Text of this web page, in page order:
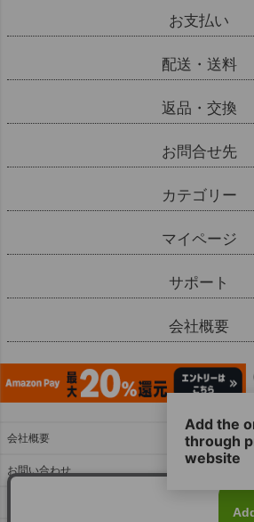
お支払い
配送・送料
返品・交換
お問合せ先
カテゴリー
マイページ
サポート
会社概要
会社概要
お問い合わせ